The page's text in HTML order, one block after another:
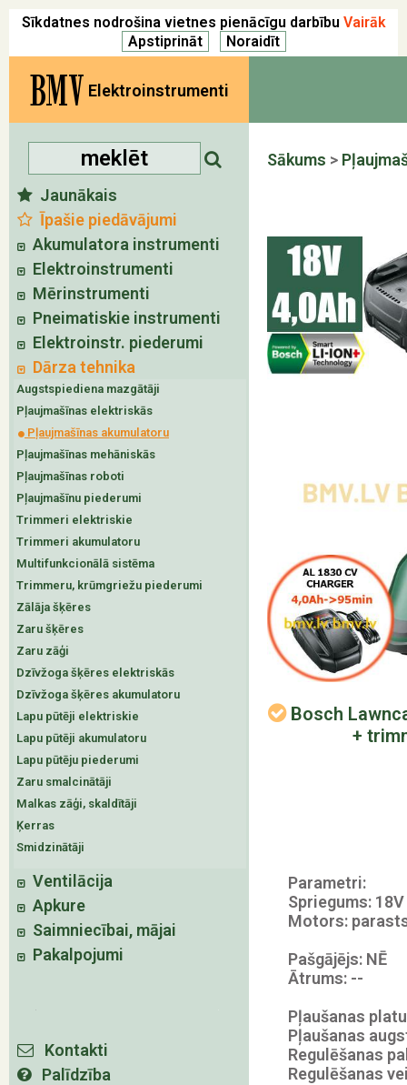
Sīkdatnes nodrošina vietnes pienācīgu darbību Vairāk
BMV Elektroinstrumenti
Jaunākais
Īpašie piedāvājumi
Akumulatora instrumenti
Elektroinstrumenti
Mērinstrumenti
Pneimatiskie instrumenti
Elektroinstr. piederumi
Dārza tehnika
Augstspiediena mazgātāji
Pļaujmašīnas elektriskās
Pļaujmašīnas akumulatoru
Pļaujmašīnas mehāniskās
Pļaujmašīnas roboti
Pļaujmašīnu piederumi
Trimmeri elektriskie
Trimmeri akumulatoru
Multifunkcionālā sistēma
Trimmeru, krūmgriežu piederumi
Zālāja šķēres
Zaru šķēres
Zaru zāģi
Dzīvžoga šķēres elektriskās
Dzīvžoga šķēres akumulatoru
Lapu pūtēji elektriskie
Lapu pūtēji akumulatoru
Lapu pūtēju piederumi
Zaru smalcinātāji
Malkas zāģi, skaldītāji
Ķerras
Smidzinātāji
Ventilācija
Apkure
Saimniecībai, mājai
Pakalpojumi
Kontakti
Palīdzība
Sākums >
Bosch
+
Parametri:
Spriegums: 18V
Motors:
Pašgājējs: NĒ
Ātrums: --
Pļaušanas
Pļaušanas
Regulēšanas
Regulēšanas